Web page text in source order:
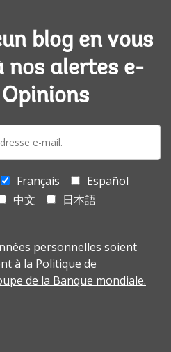
blog en vous
nos alertes e-
Français
Español
中文
日本語
personnelles soient
à la Politique de
de la Banque mondiale.